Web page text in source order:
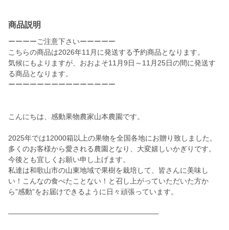
商品説明
ーーーーご注意下さいーーーーー
こちらの商品は2026年11月に発送する予約商品となります。
気候にもよりますが、おおよそ11月9日～11月25日の間に発送す
る商品となります。
ーーーーーーーーーーーーーーー
こんにちは、感動果物農家山本農園です。
2025年では12000箱以上の果物を全国各地にお贈り致しました。
多くのお客様から愛される農園となり、大変嬉しいかぎりです。
今後とも宜しくお願い申し上げます。
私達は和歌山市の山東地域で果樹を栽培して、皆さんに美味し
い！こんなの食べたことない！と召し上がっていただいた方か
ら”感動”をお届けできるように日々頑張っています。
―――――――――――――――――――――